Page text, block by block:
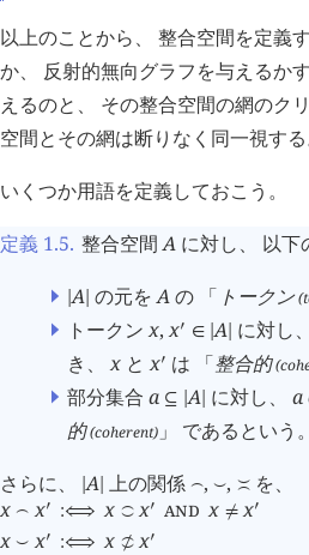
以上のことから、 整合空間を定義
か、 反射的無向グラフを与えるか
えるのと、 その整合空間の網のク
空間とその網は断りなく同一視する
いくつか用語を定義しておこう。
定義 1.5. 整合空間A に対し、 以下
|A の元をAの 「 トークン
トークンx, x󰎘 ∈ |A に対し
き、x とx󰎘 は 「整合的
部分集合 a ⊆ |A| に対し、 a
的(coherent) 」 であるという。
さらに、
|A 上の関係 󰖫, 󰖪, ≍を、
x 󰖫 x󰎘 :⟺ x 󰖬 x󰎘 AND x ≠ x󰎘
x 󰖪 x󰎘 :⟺ x 󰖬 x󰎘